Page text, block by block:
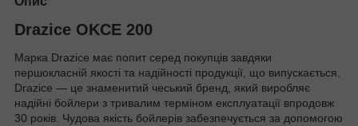
Drazice OKCE 200
Марка Drazice має попит серед покупців завдяки
першокласній якості та надійності продукції, що випускається.
Drazice — це знаменитий чеський бренд, який виробляє
надійні бойлери з тривалим терміном експлуатації впродовж
30 років. Чудова якість бойлерів забезпечується за допомогою